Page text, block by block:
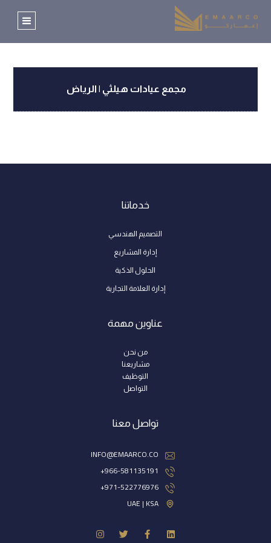
مجمع عيادات هيلثي | الرياض
خدماتنا
التصميم الهندسي
إدارة المشاريع
الحلول الذكية
إدارة العلامة التجارية
عناوين مهمة
من نحن
مشاريعنا
التوظيف
التواصل
تواصل معنا
INFO@EMAARCO.CO
966-581135191+
971-522776976+
UAE | KSA